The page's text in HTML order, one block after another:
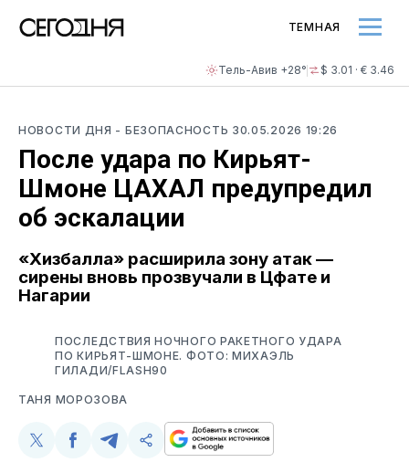
Тель-Авив +28° $ 3.01 · € 3.46
ТЕМНАЯ
НОВОСТИ ДНЯ - БЕЗОПАСНОСТЬ 30.05.2026 19:26
После удара по Кирьят-
Шмоне ЦАХАЛ предупредил
об эскалации
«Хизбалла» расширила зону атак —
сирены вновь прозвучали в Цфате и
Нагарии
ПОСЛЕДСТВИЯ НОЧНОГО РАКЕТНОГО УДАРА
ПО КИРЬЯТ-ШМОНЕ. ФОТО: МИХАЭЛЬ
ГИЛАДИ/FLASH90
ТАНЯ МОРОЗОВА
Поделиться
Поделиться
Поделиться
Скопируйте